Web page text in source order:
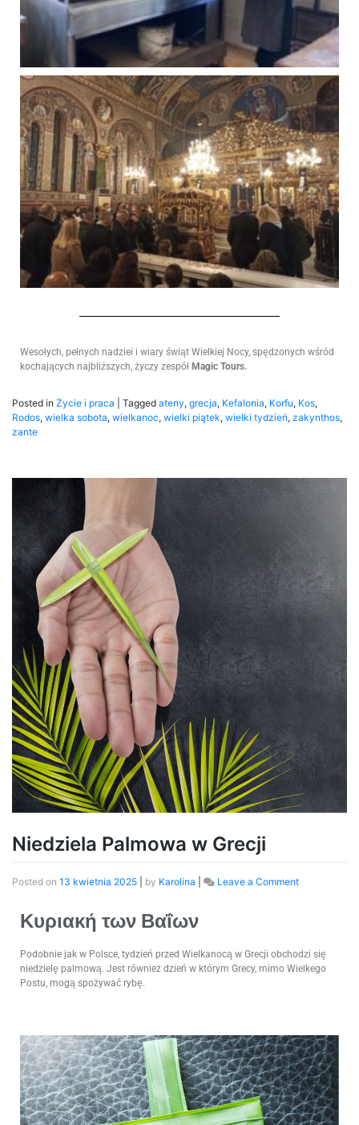
Wesołych, pełnych nadziei i wiary świąt Wielkiej Nocy, spędzonych wśród
kochających najbliższych, życzy zespół Magic Tours.
Posted in Życie i praca Tagged ateny, grecja, Kefalonia, Korfu, Kos,
Rodos, wielka sobota, wielkanoc, wielki piątek, wielki tydzień, zakynthos,
zante
Niedziela Palmowa w Grecji
Posted on 13 kwietnia 2025 by Karolina Leave a Comment
Κυριακή των Βαΐων
Podobnie jak w Polsce, tydzień przed Wielkanocą w Grecji obchodzi się
niedzielę palmową. Jest również dzień w którym Grecy, mimo Wielkego
Postu, mogą spożywać rybę.